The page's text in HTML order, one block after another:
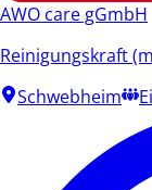
AWO care gGmbH
Reinigungskraft
Schwebheim